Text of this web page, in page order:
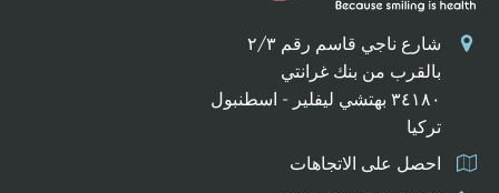
شارع ناجي قاسم رقم ٢/٣
بالقرب من بنك غرانتي
٣٤١٨٠ بهتشي ليفلير - اسطنبول
تركيا
احصل على الاتجاهات